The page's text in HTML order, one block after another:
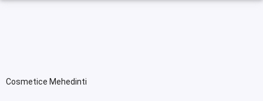
Cosmetice Mehedinti